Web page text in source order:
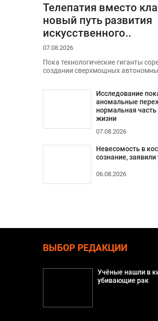
Телепатия вместо
новый путь развития
искусственного..
07.08.2026
Пока технологические гиганты
создании сверхмощных
Исследование
аномальные
нормальная
жизни
07.08.2026
Невесомость в
сознание,
06.08.2026
ВЫБОР РЕДАКЦИИ
Учёные нашли в
убивающие рак